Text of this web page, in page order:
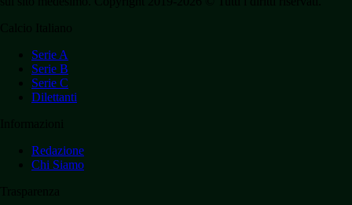
Serie A
Serie B
Serie C
Dilettanti
Redazione
Chi Siamo